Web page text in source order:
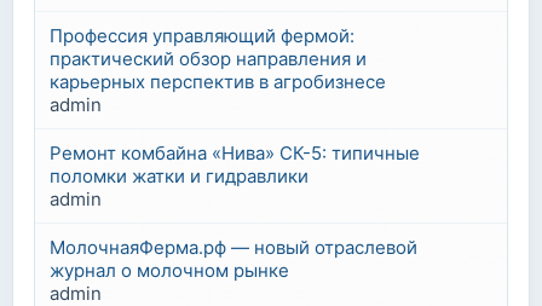
Профессия управляющий фермой:
практический обзор направления и
карьерных перспектив в агробизнесе
admin
Ремонт комбайна «Нива» СК-5: типичные
поломки жатки и гидравлики
admin
МолочнаяФерма.рф — новый отраслевой
журнал о молочном рынке
admin